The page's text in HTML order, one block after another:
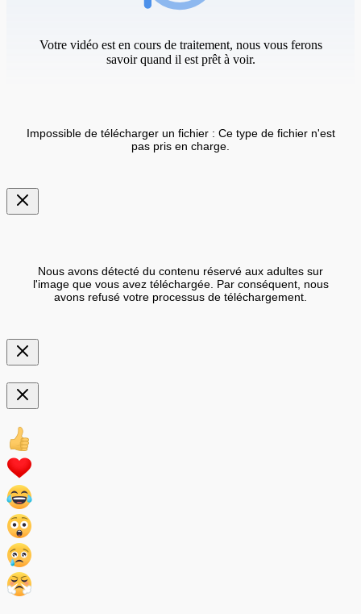
Votre vidéo est en cours de traitement, nous vous ferons
savoir quand il est prêt à voir.
Impossible de télécharger un fichier : Ce type de fichier n'est
pas pris en charge.
Nous avons détecté du contenu réservé aux adultes sur
l'image que vous avez téléchargée. Par conséquent, nous
avons refusé votre processus de téléchargement.